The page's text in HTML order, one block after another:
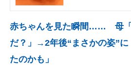
赤ちゃんを見た瞬間…… 母「
だ？」→2年後“まさかの姿”に
たのかも」